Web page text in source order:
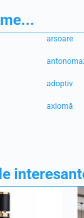
arsoare
adoptiv
axiomă